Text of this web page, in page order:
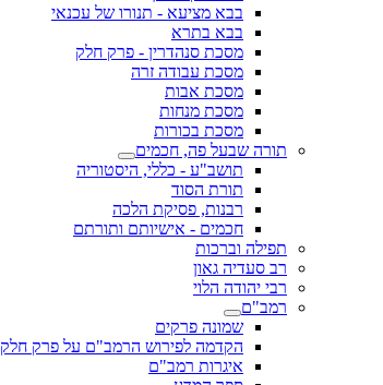
בבא מציעא - תנורו של עכנאי
בבא בתרא
מסכת סנהדרין - פרק חלק
מסכת עבודה זרה
מסכת אבות
מסכת מנחות
מסכת בכורות
תורה שבעל פה, חכמים
תושב"ע - כללי, היסטוריה
תורת הסוד
רבנות, פסיקת הלכה
חכמים - אישיותם ותורתם
תפילה וברכות
רב סעדיה גאון
רבי יהודה הלוי
רמב"ם
שמונה פרקים
הקדמה לפירוש הרמב"ם על פרק חלק
איגרות רמב"ם